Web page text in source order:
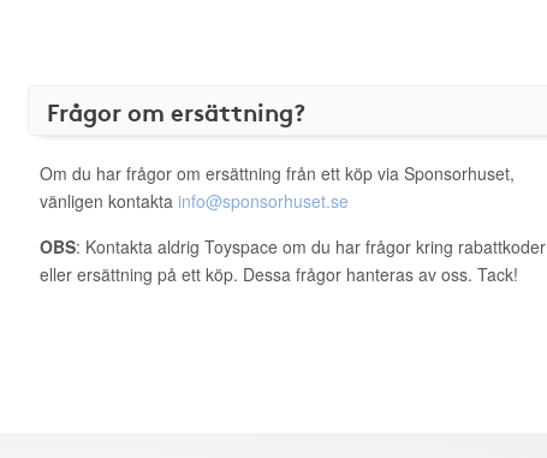
Frågor om ersättning?
Om du har frågor om ersättning från ett köp via Sponsorhuset,
vänligen kontakta info@sponsorhuset.se
OBS: Kontakta aldrig Toyspace om du har frågor kring rabattkoder
eller ersättning på ett köp. Dessa frågor hanteras av oss. Tack!